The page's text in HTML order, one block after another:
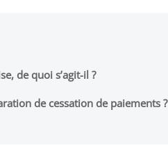
de quoi s’agit-il ?
de cessation de paiements ?